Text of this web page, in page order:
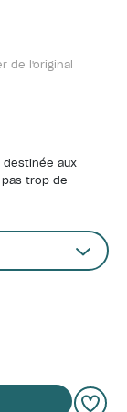
de l'original
destinée aux
trop de